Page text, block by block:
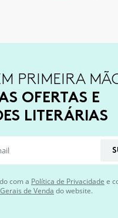
PRIMEIRA
OFERTAS E
LITERÁRIAS
com a Política de Privacidade e
de Venda do website.